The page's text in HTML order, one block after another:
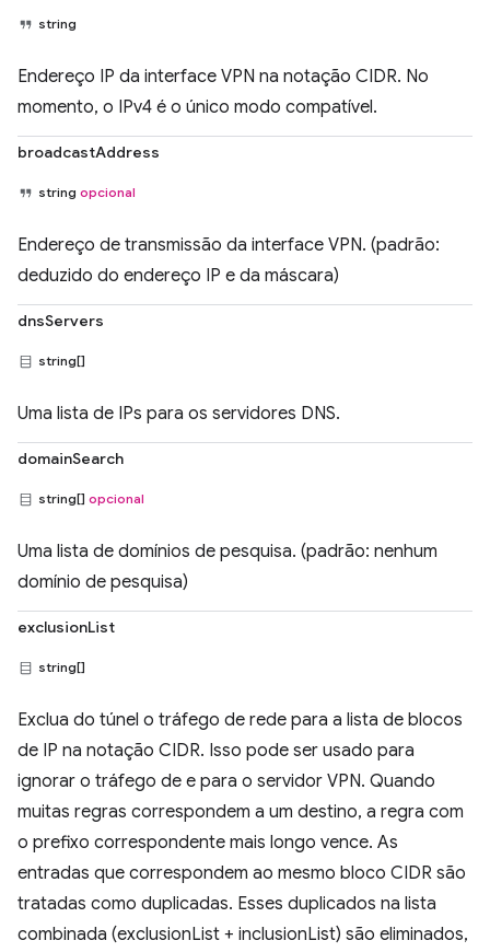
string
Endereço IP da interface VPN na notação CIDR. No
momento, o IPv4 é o único modo compatível.
broadcastAddress
string opcional
Endereço de transmissão da interface VPN. (padrão:
deduzido do endereço IP e da máscara)
dnsServers
string[]
Uma lista de IPs para os servidores DNS.
domainSearch
string[] opcional
Uma lista de domínios de pesquisa. (padrão: nenhum
domínio de pesquisa)
exclusionList
string[]
Exclua do túnel o tráfego de rede para a lista de blocos
de IP na notação CIDR. Isso pode ser usado para
ignorar o tráfego de e para o servidor VPN. Quando
muitas regras correspondem a um destino, a regra com
o prefixo correspondente mais longo vence. As
entradas que correspondem ao mesmo bloco CIDR são
tratadas como duplicadas. Esses duplicados na lista
combinada (exclusionList + inclusionList) são eliminados,